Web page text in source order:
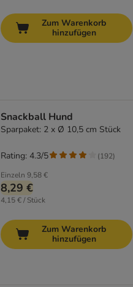
Zum Warenkorb
hinzufügen
Snackball Hund
Sparpaket: 2 x Ø 10,5 cm Stück
Einzeln 9,58 €
8,29 €
4,15 € / Stück
Rating: 4.3/5 (192)
Zum Warenkorb
hinzufügen